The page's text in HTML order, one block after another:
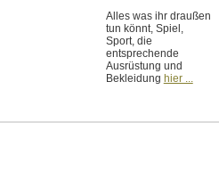
Alles was ihr draußen
tun könnt, Spiel,
Sport, die
entsprechende
Ausrüstung und
Bekleidung hier ...